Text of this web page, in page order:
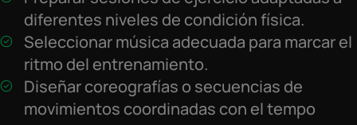
diferentes niveles de condición física.
Seleccionar música adecuada para marcar el
ritmo del entrenamiento.
Diseñar coreografías o secuencias de
movimientos coordinadas con el tempo